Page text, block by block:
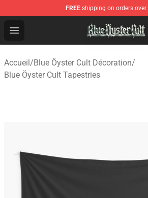
FREE shipping on orders over
Open menu
Blue Öyster Cult Store - Official
Accueil/Blue Öyster Cult Décoration/
Blue Öyster Cult Tapestries